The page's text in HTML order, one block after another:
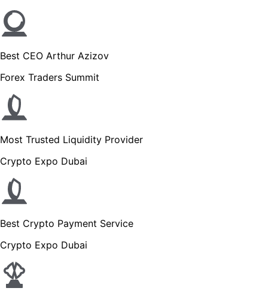
Best CEO Arthur Azizov
Forex Traders Summit
Most Trusted Liquidity Provider
Crypto Expo Dubai
Best Crypto Payment Service
Crypto Expo Dubai